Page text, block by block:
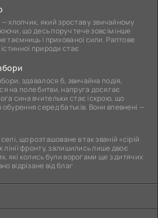
— хлопчик, який зростав у звичайному
що десь поруч тече зовсім інше
таємниць і прихованої сили. Раптове
природи стає
здавалося б, звичайна подія,
на поле битви, напруга досягає
сина вчительки стає іскрою, що
серед батьків. Вони впевнені —
що розташоване в так званій «сірій
лінії фронту, залишились лише двоє
які колись були ворогами ще з дитячих
відрізане від благ